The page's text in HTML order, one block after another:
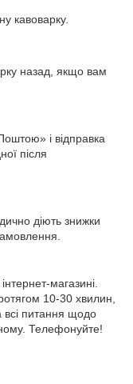
кавоварку.
назад, якщо вам
і відправка
після
діють знижки
магазині.
10-30 хвилин,
всі питання щодо
Телефонуйте!